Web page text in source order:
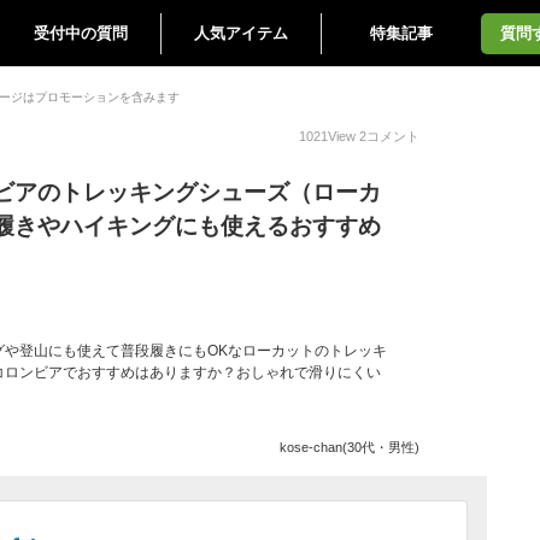
受付中の質問 人気アイテム 特集記事 質問
ジはプロモーションを含みます
1021View 2コメント
アのトレッキングシューズ（ローカ
きやハイキングにも使えるおすすめ
登山にも使えて普段履きにもOKなローカットのトレッキ
ンビアでおすすめはありますか？おしゃれで滑りにくい
kose-chan(30代・男性)